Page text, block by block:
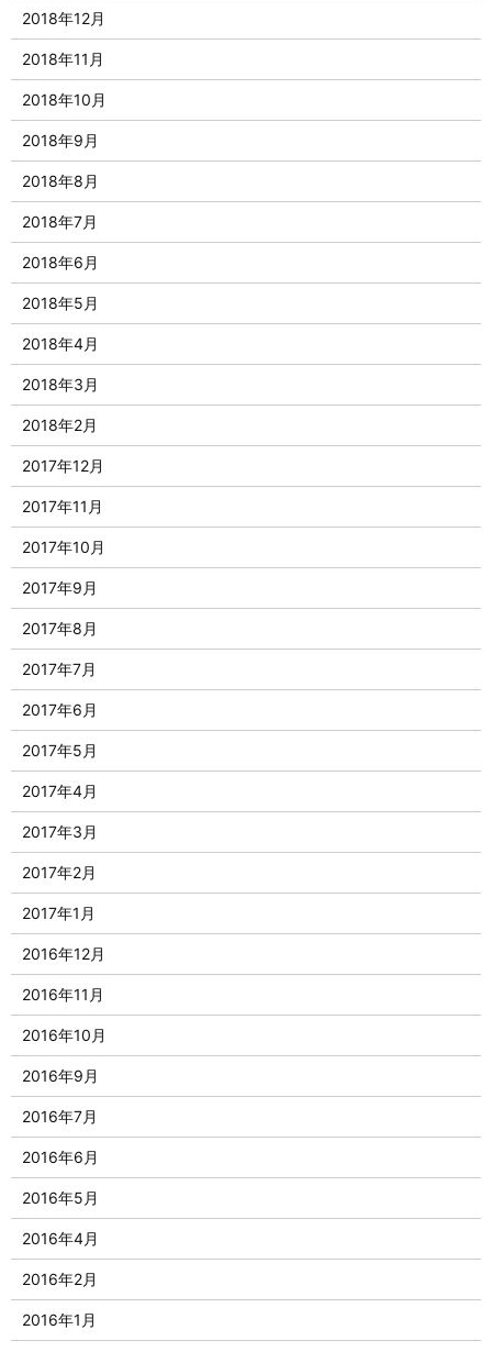
2018年12月
2018年11月
2018年10月
2018年9月
2018年8月
2018年7月
2018年6月
2018年5月
2018年4月
2018年3月
2018年2月
2017年12月
2017年11月
2017年10月
2017年9月
2017年8月
2017年7月
2017年6月
2017年5月
2017年4月
2017年3月
2017年2月
2017年1月
2016年12月
2016年11月
2016年10月
2016年9月
2016年7月
2016年6月
2016年5月
2016年4月
2016年2月
2016年1月